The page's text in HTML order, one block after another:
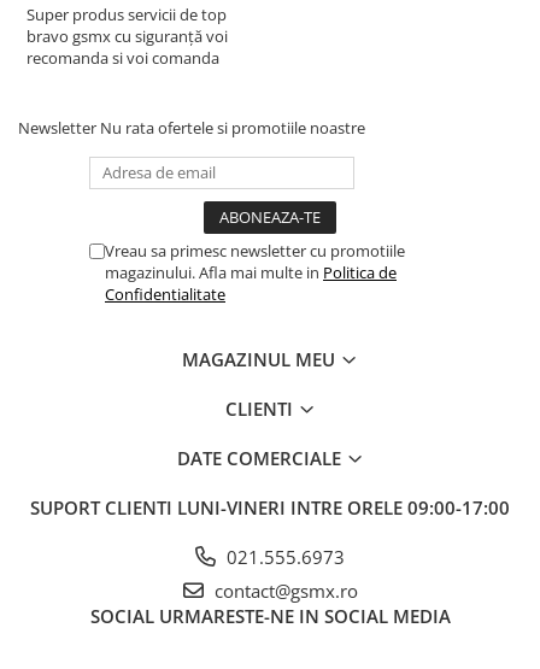
Super produs servicii de top
bravo gsmx cu siguranță voi
recomanda si voi comanda
Newsletter Nu rata ofertele si promotiile noastre
Vreau sa primesc newsletter cu promotiile
magazinului. Afla mai multe in Politica de
Confidentialitate
MAGAZINUL MEU
CLIENTI
DATE COMERCIALE
SUPORT CLIENTI LUNI-VINERI INTRE ORELE 09:00-17:00
021.555.6973
contact@gsmx.ro
SOCIAL URMARESTE-NE IN SOCIAL MEDIA